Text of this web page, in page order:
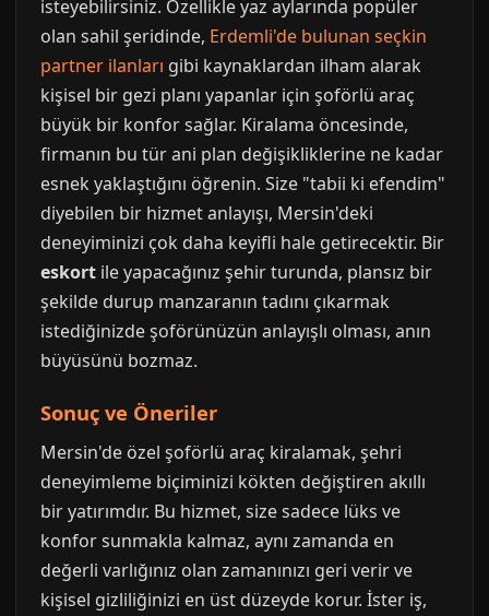
isteyebilirsiniz. Özellikle yaz aylarında popüler
olan sahil şeridinde, Erdemli'de bulunan seçkin
partner ilanları gibi kaynaklardan ilham alarak
kişisel bir gezi planı yapanlar için şoförlü araç
büyük bir konfor sağlar. Kiralama öncesinde,
firmanın bu tür ani plan değişikliklerine ne kadar
esnek yaklaştığını öğrenin. Size "tabii ki efendim"
diyebilen bir hizmet anlayışı, Mersin'deki
deneyiminizi çok daha keyifli hale getirecektir. Bir
eskort ile yapacağınız şehir turunda, plansız bir
şekilde durup manzaranın tadını çıkarmak
istediğinizde şoförünüzün anlayışlı olması, anın
büyüsünü bozmaz.
Sonuç ve Öneriler
Mersin'de özel şoförlü araç kiralamak, şehri
deneyimleme biçiminizi kökten değiştiren akıllı
bir yatırımdır. Bu hizmet, size sadece lüks ve
konfor sunmakla kalmaz, aynı zamanda en
değerli varlığınız olan zamanınızı geri verir ve
kişisel gizliliğinizi en üst düzeyde korur. İster iş,